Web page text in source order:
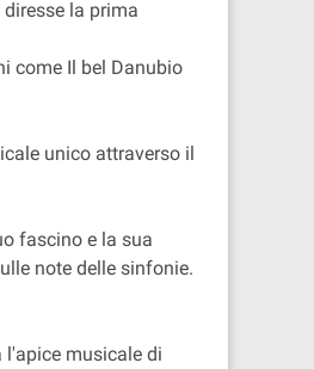
la prima
come Il bel Danubio
unico attraverso il
fascino e la sua
note delle sinfonie.
l'apice musicale di